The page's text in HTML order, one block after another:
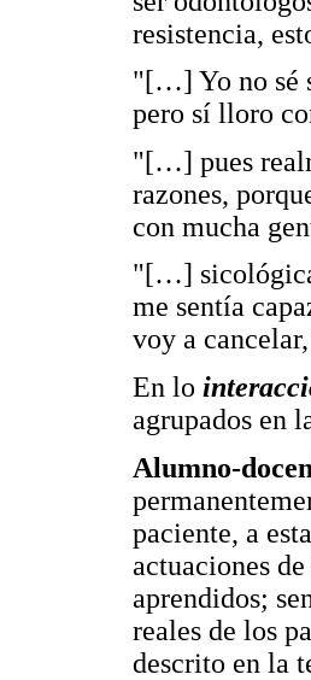
resistencia,
"[…] Yo no sé
pero sí lloro
"[…] pues
razones,
con mucha
"[…]
me sentía
voy a
En lo
agrupados en
Alumno-
paciente, a
actuaciones
aprendidos;
reales de los
descrito en la